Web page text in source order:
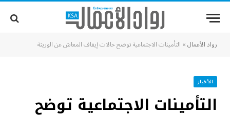
رواد الأعمال» التأمينات الاجتماعية توضح حالات إيقاف المعاش عن الوريثة
الأخبار
التأمينات الاجتماعية توضح